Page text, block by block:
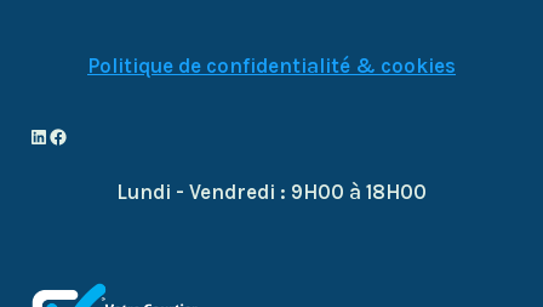
Politique de confidentialité & cookies
LinkedIn
Facebook
Lundi - Vendredi : 9H00 à 18H00